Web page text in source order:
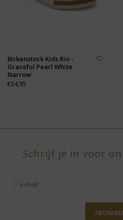
Birkenstock Kids Rio -
Graceful Pearl White
Narrow
€54,95
Schrijf je in voor